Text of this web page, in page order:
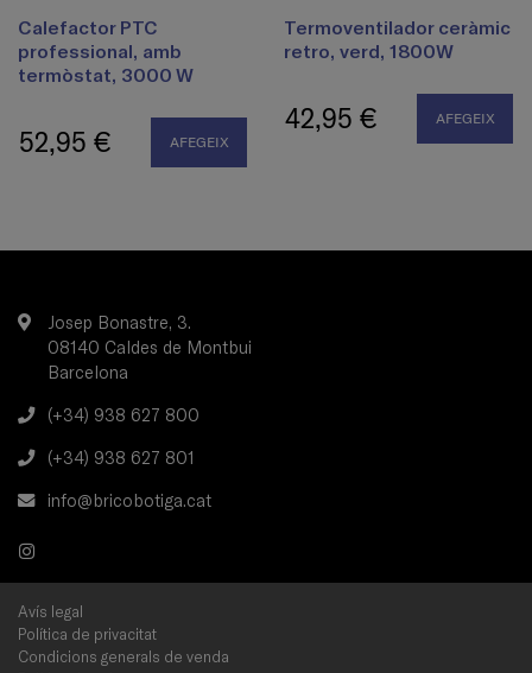
Calefactor PTC
professional, amb
termòstat, 3000 W
52,95 € AFEGEIX
Termoventilador ceràmic
retro, verd, 1800W
42,95 € AFEGEIX
Josep Bonastre, 3.
08140 Caldes de Montbui
Barcelona
(+34) 938 627 800
(+34) 938 627 801
info@bricobotiga.cat
Avís legal
Política de privacitat
Condicions generals de venda